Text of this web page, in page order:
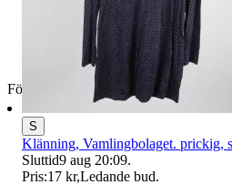
Företag
S
Klänning, Vamlingbolaget. prickig,
Sluttid9 aug 20:09.
Pris:17 kr,Ledande bud.